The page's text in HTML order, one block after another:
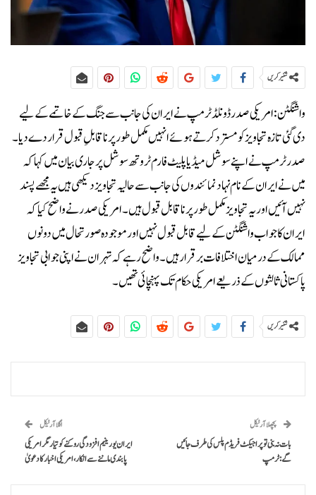
شئیر کریں
واشنگٹن:امریکی صدر ڈونلڈ ٹرمپ نے ایران کی جانب سے جنگ کے خاتمے کے لیے
دی گئی تازہ تجاویز کو مسترد کرتے ہوئے انہیں مکمل طور پر ناقابلِ قبول قرار دے دیا۔
صدر ٹرمپ نے اپنے سوشل میڈیا پلیٹ فارم ٹروتھ سوشل پر جاری بیان میں کہا کہ
میں نے ایران کے نام نہاد نمائندوں کی جانب سے حالیہ تجاویز دیکھی ہیں یہ مجھے پسند
نہیں آئیں اور یہ تجاویز مکمل طور پر ناقابل قبول ہیں۔امریکی صدر نے واضح کیا کہ
ایران کا جواب واشنگٹن کے لیے قابل قبول نہیں اور موجودہ صورتحال میں دونوں
ممالک کے درمیان اختلافات برقرار ہیں۔واضح رہے کہ تہران نے اپنی جوابی تجاویز
پاکستانی ثالثوں کے ذریعے امریکی حکام تک پہنچائی تھیں۔
شئیر کریں
پچھلا آرٹیکل
بات نہ بنی تو پراجیکٹ فریڈم پلس کی طرف جائیں
گے: ٹرمپ
اگلا آرٹیکل
ایران یورینیم افزودگی روکنے کو تیار مگر امریکی
پابندی ماننے سے انکار، امریکی اخبار کا دعویٰ